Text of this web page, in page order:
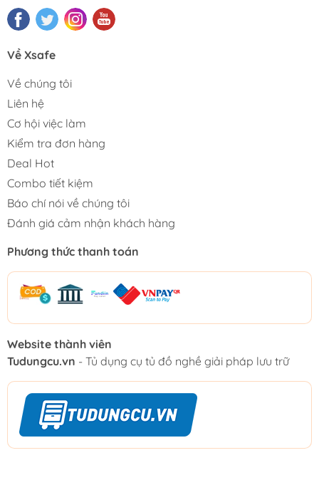
Về Xsafe
Về chúng tôi
Liên hệ
Cơ hội việc làm
Kiểm tra đơn hàng
Deal Hot
Combo tiết kiệm
Báo chí nói về chúng tôi
Đánh giá cảm nhận khách hàng
Phương thức thanh toán
Website thành viên
Tudungcu.vn - Tủ dụng cụ tủ đồ nghề giải pháp lưu trữ